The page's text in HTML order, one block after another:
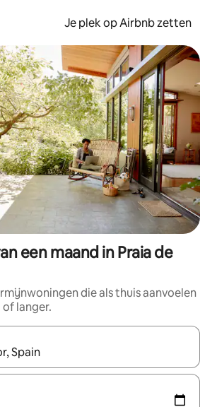
Je plek op Airbnb zetten
een maand in Praia de
die als thuis aanvoelen
langer.
beschikbaar zijn, maak je een keuze